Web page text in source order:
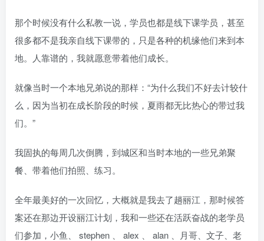
那个时候没有什么私教一说，学员也都是线下课学员，甚至
很多都不是我亲自线下课带的，只是各种的机缘他们来到本
地。人靠谱的，我就愿意带着他们成长。
就像当时一个本地兄弟说的那样：“为什么我们不好去计较什
么，因为当初在成长阶段的时候，夏雨都无比热心的带过我
们。”
我固执的每周几次倒腾，到城区和当时本地的一些兄弟聚
餐、带着他们拍照、练习。
全年最美好的一次回忆，大概就是我去了趟丽江，那时候答
案还在那边开设丽江计划，我和一些还在活跃奋战的老学员
们参加，小鱼、 stephen 、 alex 、 alan 、月哥、文子、老